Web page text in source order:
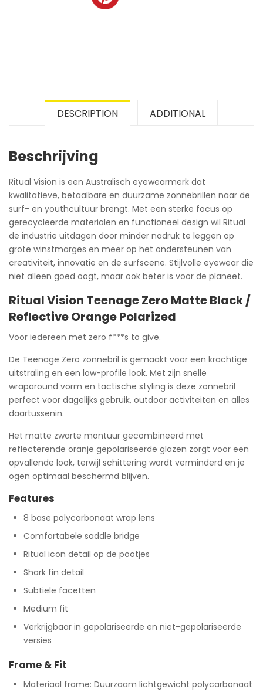
DESCRIPTION ADDITIONAL
Beschrijving
Ritual Vision is een Australisch eyewearmerk dat
kwalitatieve, betaalbare en duurzame zonnebrillen naar de
surf- en youthcultuur brengt. Met een sterke focus op
gerecycleerde materialen en functioneel design wil Ritual
de industrie uitdagen door minder nadruk te leggen op
grote winstmarges en meer op het ondersteunen van
creativiteit, innovatie en de surfscene. Stijlvolle eyewear die
niet alleen goed oogt, maar ook beter is voor de planeet.
Ritual Vision Teenage Zero Matte Black /
Reflective Orange Polarized
Voor iedereen met zero f***s to give.
De Teenage Zero zonnebril is gemaakt voor een krachtige
uitstraling en een low-profile look. Met zijn snelle
wraparound vorm en tactische styling is deze zonnebril
perfect voor dagelijks gebruik, outdoor activiteiten en alles
daartussenin.
Het matte zwarte montuur gecombineerd met
reflecterende oranje gepolariseerde glazen zorgt voor een
opvallende look, terwijl schittering wordt verminderd en je
ogen optimaal beschermd blijven.
Features
8 base polycarbonaat wrap lens
Comfortabele saddle bridge
Ritual icon detail op de pootjes
Shark fin detail
Subtiele facetten
Medium fit
Verkrijgbaar in gepolariseerde en niet-gepolariseerde
versies
Frame & Fit
Materiaal frame: Duurzaam lichtgewicht polycarbonaat